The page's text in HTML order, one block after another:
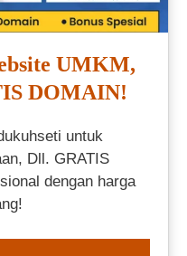
UMKM,
DOMAIN!
untuk
Dll. GRATIS
dengan harga